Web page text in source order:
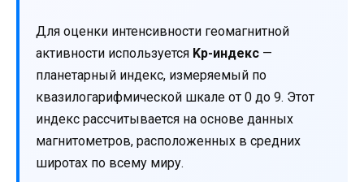
Для оценки интенсивности геомагнитной
активности используется Kp-индекс —
планетарный индекс, измеряемый по
квазилогарифмической шкале от 0 до 9. Этот
индекс рассчитывается на основе данных
магнитометров, расположенных в средних
широтах по всему миру.